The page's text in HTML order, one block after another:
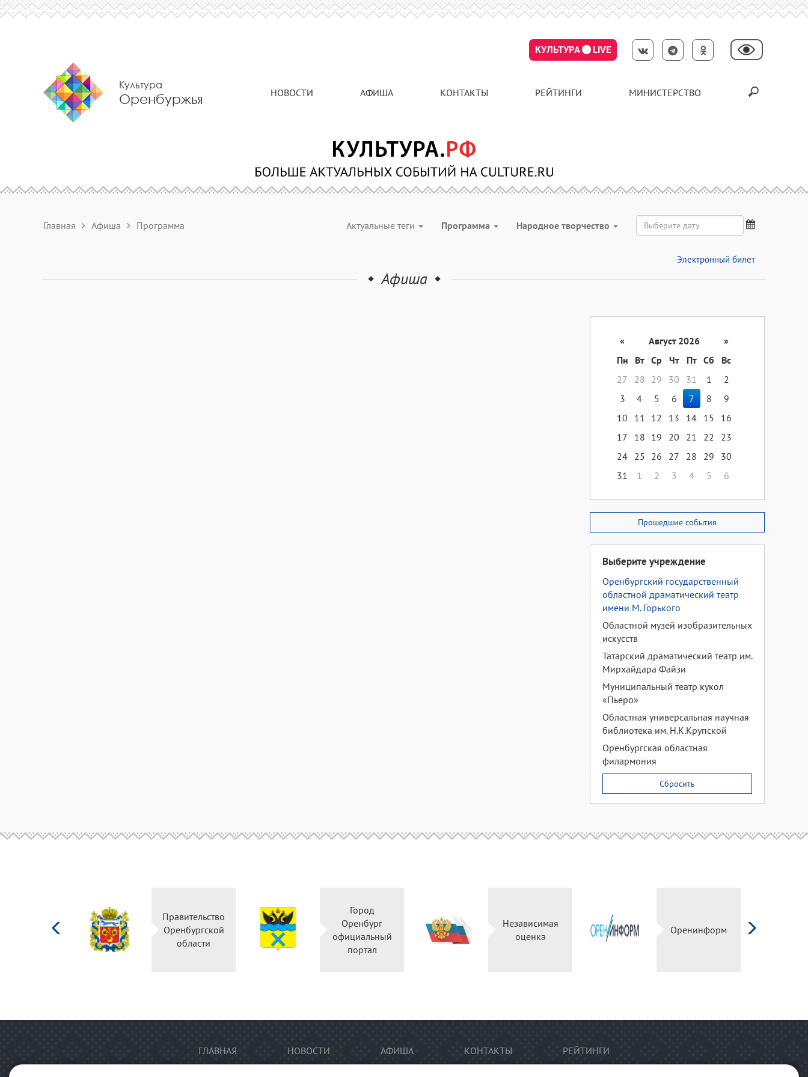
КУЛЬТУРА LIVE
Культура
Оренбуржья НОВОСТИ АФИША КОНТАКТЫ РЕЙТИНГИ МИНИСТЕРСТВО
Главная Афиша Программа Актуальные теги Программа Народное творчество
Электронный билет
Афиша
« Август 2026
»
Пн
Вт Ср Чт Пт Сб
Вс
27
28 29 30 31 1
2
3
4 5 6 7 8
9
10
11 12 13 14 15
16
17
18 19 20 21 22
23
24 25 26 27 28 29
30
31
1 2 3 4 5 6
Прошедшие события
Выберите учреждение
Оренбургский государственный
областной драматический театр
имени М. Горького
Областной музей изобразительных
искусств
Татарский драматический театр им.
Мирхайдара Файзи
Муниципальный театр кукол
«Пьеро»
Областная универсальная научная
библиотека им. Н.К.Крупской
Оренбургская областная
филармония
Сбросить
Правительство
Оренбургской
области
Город
Оренбург
официальный
портал
Независимая
оценка
Оренинформ
ГЛАВНАЯ НОВОСТИ АФИША КОНТАКТЫ РЕЙТИНГИ